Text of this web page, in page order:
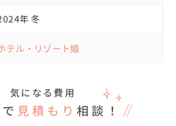
ート、ファミリーミート
撮影
年 冬
テル・リゾート婚
気になる費用
見積もり 相談！